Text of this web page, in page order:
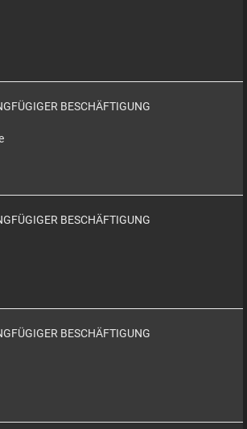
BESCHÄFTIGUNG
BESCHÄFTIGUNG
BESCHÄFTIGUNG